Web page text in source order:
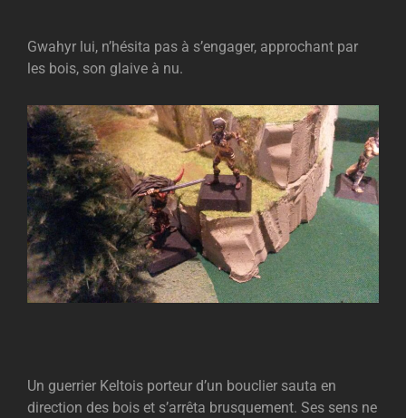
Gwahyr lui, n’hésita pas à s’engager, approchant par
les bois, son glaive à nu.
Un guerrier Keltois porteur d’un bouclier sauta en
direction des bois et s’arrêta brusquement. Ses sens ne